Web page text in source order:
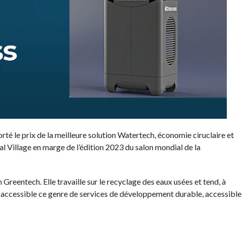
le prix de la meilleure solution Watertech, économie ciruclaire et
en marge de l’édition 2023 du salon mondial de la
Elle travaille sur le recyclage des eaux usées et tend, à
ce genre de services de développement durable, accessible